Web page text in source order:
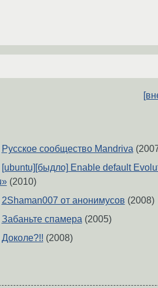
Русское сообщество Mandriva
[ubuntu][быдло] Enable default
(2010)
2Shaman007 от анонимусов (2008)
Забаньте спамера (2005)
Доколе?!! (2008)